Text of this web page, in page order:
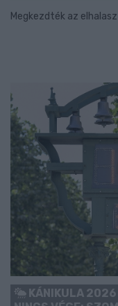
Megkezdték az
KÁNIKULA 2026